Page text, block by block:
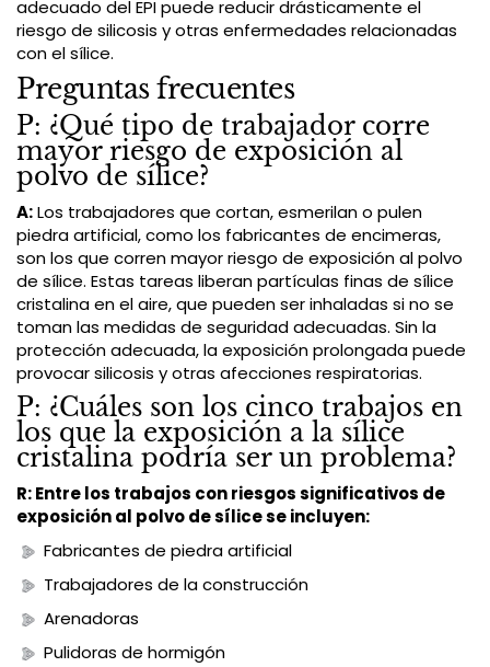
adecuado del EPI puede reducir drásticamente el
riesgo de silicosis y otras enfermedades relacionadas
con el sílice.
Preguntas frecuentes
P: ¿Qué tipo de trabajador corre
mayor riesgo de exposición al
polvo de sílice?
A:Los trabajadores que cortan, esmerilan o pulen
piedra artificial, como los fabricantes de encimeras,
son los que corren mayor riesgo de exposición al polvo
de sílice. Estas tareas liberan partículas finas de sílice
cristalina en el aire, que pueden ser inhaladas si no se
toman las medidas de seguridad adecuadas. Sin la
protección adecuada, la exposición prolongada puede
provocar silicosis y otras afecciones respiratorias.
P: ¿Cuáles son los cinco trabajos en
los que la exposición a la sílice
cristalina podría ser un problema?
R: Entre los trabajos con riesgos significativos de
exposición al polvo de sílice se incluyen:
Fabricantes de piedra artificial
Trabajadores de la construcción
Arenadoras
Pulidoras de hormigón